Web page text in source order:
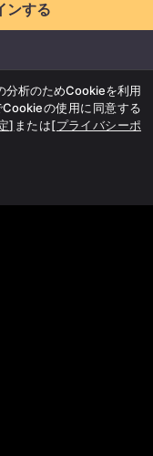
ンする
分析のためCookieを利用
の使用に同意する
] または[プライバシーポ